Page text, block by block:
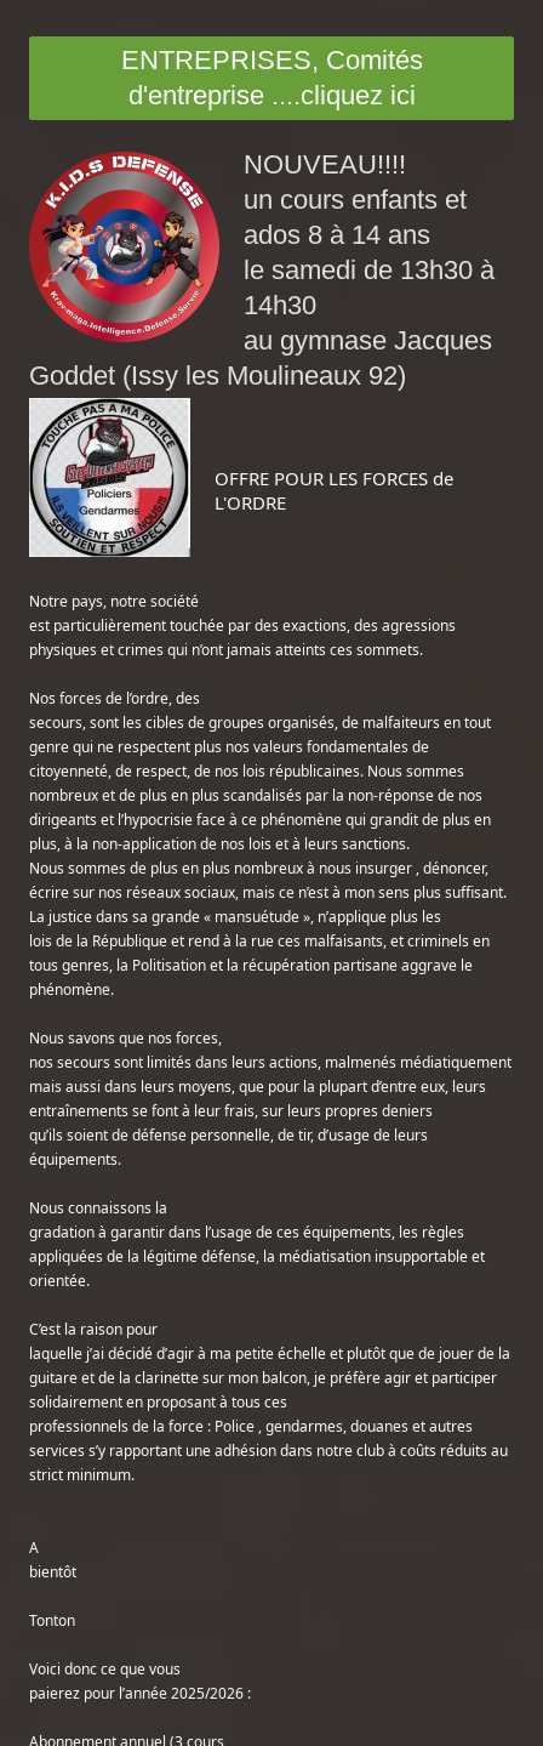
ENTREPRISES, Comités
d'entreprise ....cliquez ici
NOUVEAU!!!!
un cours enfants et
ados 8 à 14 ans
le samedi de 13h30 à
14h30
au gymnase Jacques
Goddet (Issy les Moulineaux 92)
OFFRE POUR LES FORCES de
L'ORDRE
Notre pays, notre société
est particulièrement touchée par des exactions, des agressions
physiques et crimes qui n’ont jamais atteints ces sommets.
Nos forces de l’ordre, des
secours, sont les cibles de groupes organisés, de malfaiteurs en tout
genre qui ne respectent plus nos valeurs fondamentales de
citoyenneté, de respect, de nos lois républicaines. Nous sommes
nombreux et de plus en plus scandalisés par la non-réponse de nos
dirigeants et l’hypocrisie face à ce phénomène qui grandit de plus en
plus, à la non-application de nos lois et à leurs sanctions.
Nous sommes de plus en plus nombreux à nous insurger , dénoncer,
écrire sur nos réseaux sociaux, mais ce n’est à mon sens plus suffisant.
La justice dans sa grande « mansuétude », n’applique plus les
lois de la République et rend à la rue ces malfaisants, et criminels en
tous genres, la Politisation et la récupération partisane aggrave le
phénomène.
Nous savons que nos forces,
nos secours sont limités dans leurs actions, malmenés médiatiquement
mais aussi dans leurs moyens, que pour la plupart d’entre eux, leurs
entraînements se font à leur frais, sur leurs propres deniers
qu’ils soient de défense personnelle, de tir, d’usage de leurs
équipements.
Nous connaissons la
gradation à garantir dans l’usage de ces équipements, les règles
appliquées de la légitime défense, la médiatisation insupportable et
orientée.
C’est la raison pour
laquelle j’ai décidé d’agir à ma petite échelle et plutôt que de jouer de la
guitare et de la clarinette sur mon balcon, je préfère agir et participer
solidairement en proposant à tous ces
professionnels de la force : Police , gendarmes, douanes et autres
services s’y rapportant une adhésion dans notre club à coûts réduits au
strict minimum.
A
bientôt
Tonton
Voici donc ce que vous
paierez pour l’année 2025/2026 :
Abonnement annuel (3 cours